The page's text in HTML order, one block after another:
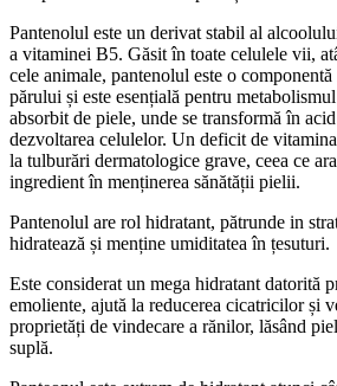
Pantenolul este un derivat stabil al
a vitaminei B5. Găsit în toate celulele vii,
cele animale, pantenolul este o
părului și este esențială pentru
absorbit de piele, unde se transformă în
dezvoltarea celulelor. Un deficit de
la tulburări dermatologice grave, ceea ce
ingredient în menținerea sănătății pielii.
Pantenolul are rol hidratant, pătrunde in
hidratează și menține umiditatea în țesuturi.
Este considerat un mega hidratant datorită
emoliente, ajută la reducerea cicatricilor și
proprietăți de vindecare a rănilor, lăsând
suplă.